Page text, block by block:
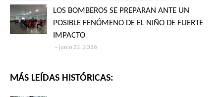
LOS BOMBEROS SE PREPARAN ANTE UN
POSIBLE FENÓMENO DE EL NIÑO DE FUERTE
IMPACTO
junio 22, 2026
MÁS LEÍDAS HISTÓRICAS: